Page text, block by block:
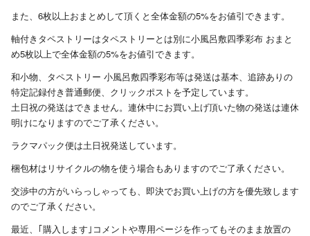
また、6枚以上おまとめして頂くと全体金額の5%をお値引できます。
軸付きタペストリーはタペストリーとは別に小風呂敷四季彩布 おまと
め5枚以上で全体金額の5%をお値引できます。
和小物、タペストリー 小風呂敷四季彩布等は発送は基本、追跡ありの
特定記録付き普通郵便、クリックポストを予定しています。
土日祝の発送はできません。連休中にお買い上げ頂いた物の発送は連休
明けになりますのでご了承ください。
ラクマパック便は土日祝発送しています。
梱包材はリサイクルの物を使う場合もありますのでご了承ください。
交渉中の方がいらっしゃっても、即決でお買い上げの方を優先致します
のでご了承ください。
最近、｢購入します｣コメントや専用ページを作ってもそのまま放置の